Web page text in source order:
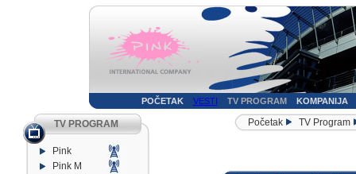
POČETAK VESTI TV PROGRAM KOMPANIJA
TV PROGRAM
Pink
Pink M
Početak TV Program